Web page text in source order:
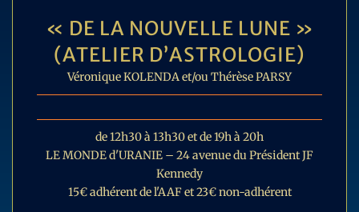
« DE LA NOUVELLE LUNE »
(ATELIER D’ASTROLOGIE)
Véronique KOLENDA et/ou Thérèse PARSY
de 12h30 à 13h30 et de 19h à 20h
LE MONDE d'URANIE – 24 avenue du Président JF
Kennedy
15€ adhérent de l'AAF et 23€ non-adhérent